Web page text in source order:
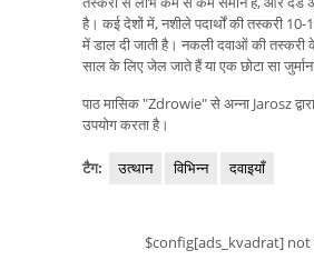
है। कई देशों में, नशीले पदार्थों की तस्करी
में डाल दी जाती है। नकली दवाओं की
साल के लिए जेल जाते हैं या एक छोटा सा
पाठ मासिक "Zdrowie" से अन्ना Jarosz
उपयोग करता है।
टैग: उत्थान विभिन्न दवाइयाँ
$config[ads_kvadrat]